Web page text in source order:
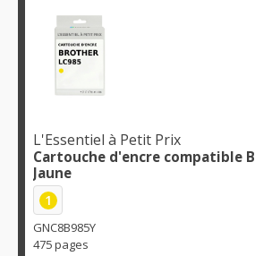
L'Essentiel à Petit Prix
Cartouche d'encre compatible
Jaune
1
GNC8B985Y
475 pages